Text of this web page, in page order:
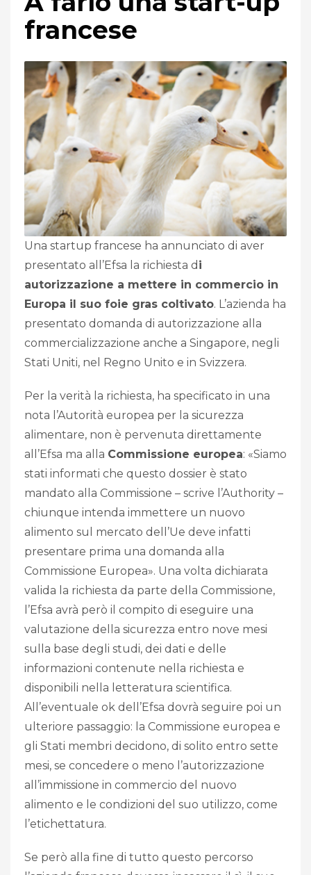
francese
Una startup francese ha annunciato di aver
presentato all’Efsa la richiesta d i
autorizzazione a mettere in commercio in
Europa il suo foie gras coltivato. L’azienda ha
presentato domanda di autorizzazione alla
commercializzazione anche a Singapore, negli
Stati Uniti, nel Regno Unito e in Svizzera.
Per la verità la richiesta, ha specificato in una
nota l’Autorità europea per la sicurezza
alimentare, non è pervenuta direttamente
all’Efsa ma alla Commissione europea: «Siamo
stati informati che questo dossier è stato
mandato alla Commissione – scrive l’Authority –
chiunque intenda immettere un nuovo
alimento sul mercato dell’Ue deve infatti
presentare prima una domanda alla
Commissione Europea». Una volta dichiarata
valida la richiesta da parte della Commissione,
l’Efsa avrà però il compito di eseguire una
valutazione della sicurezza entro nove mesi
sulla base degli studi, dei dati e delle
informazioni contenute nella richiesta e
disponibili nella letteratura scientifica.
All’eventuale ok dell’Efsa dovrà seguire poi un
ulteriore passaggio: la Commissione europea e
gli Stati membri decidono, di solito entro sette
mesi, se concedere o meno l’autorizzazione
all’immissione in commercio del nuovo
alimento e le condizioni del suo utilizzo, come
l’etichettatura.
Se però alla fine di tutto questo percorso